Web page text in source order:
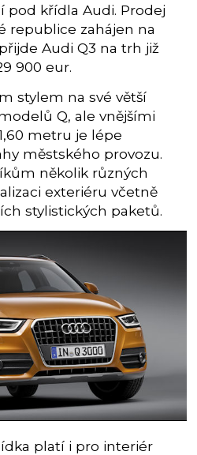
pod křídla Audi. Prodej
republice zahájen na
Audi Q3 na trh již
900 eur.
stylem na své větší
Q, ale vnějšími
metru je lépe
městského provozu.
několik různých
exteriéru včetně
stylistických paketů.
platí i pro interiér